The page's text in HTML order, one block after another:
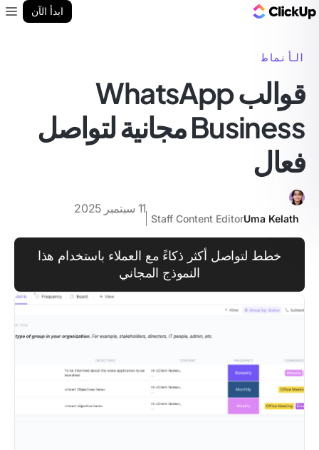
ابدأ الآن
الأنماط
قوالب WhatsApp
Business مجانية لتواصل
فعال
Uma Kelath
Staff Content Editor
11 سبتمبر 2025
خطط لتواصل أكثر ذكاءً مع العملاء باستخدام هذا
النموذج المجاني